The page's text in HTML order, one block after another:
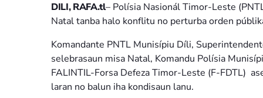
DILI, RAFA.tl– Polísia Nasionál Timor-Leste
Natal tanba halo konflitu no perturba orden
Komandante PNTL Munisípiu Díli,
selebrasaun misa Natal, Komandu Polísia
FALINTIL-Forsa Defeza Timor-Leste (F-FDTL)
laran no balun iha kondisaun lanu.